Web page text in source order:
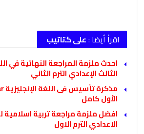
اقرأ أيضا :على كتاتيب
احدث ملزمة المراجعة النهائية في
الثالث الإعدادي الترم الثاني
الأول كامل
افضل ملزمة مراجعة تربية اسلامية
الاعدادي الترم الاول